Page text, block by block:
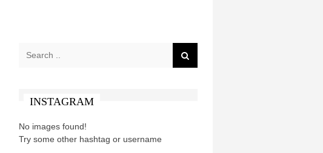
INSTAGRAM
No images found!
Try some other hashtag or username